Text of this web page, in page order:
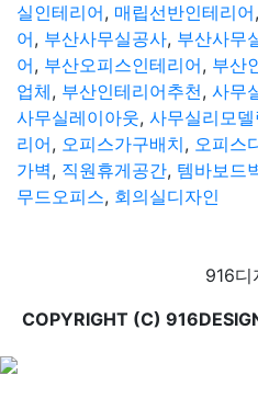
실인테리어, 매립선반인테리어,
어, 부산사무실공사, 부산사무
어, 부산오피스인테리어, 부산
업체, 부산인테리어추천, 사무
사무실레이아웃, 사무실리모델
리어, 오피스가구배치, 오피스
가벽, 직원휴게공간, 템바보드
무드오피스, 회의실디자인
916디
COPYRIGHT (C)